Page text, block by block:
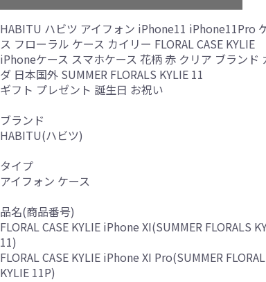
HABITU ハビツ アイフォン iPhone11 iPhone11Pro
ス フローラル ケース カイリー FLORAL CASE KYLIE
iPhoneケース スマホケース 花柄 赤 クリア ブランド
ダ 日本国外 SUMMER FLORALS KYLIE 11
ギフト プレゼント 誕生日 お祝い
ブランド
HABITU(ハビツ)
タイプ
アイフォン ケース
品名(商品番号)
FLORAL CASE KYLIE iPhone XI(SUMMER FLORALS
11)
FLORAL CASE KYLIE iPhone XI Pro(SUMMER
KYLIE 11P)